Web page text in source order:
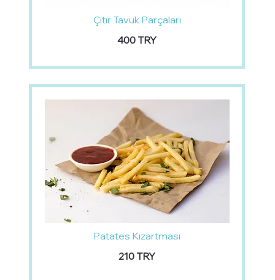
Çıtır Tavuk Parçaları
‏400 TRY
Patates Kızartması
‏210 TRY